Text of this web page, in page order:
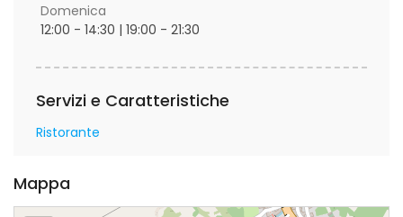
Domenica
12:00 - 14:30 | 19:00 - 21:30
Servizi e Caratteristiche
Ristorante
Mappa